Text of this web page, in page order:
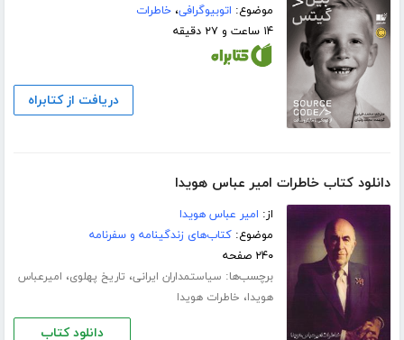
موضوع: اتوبیوگرافی،خاطرات
۱۴ ساعت و ۲۷ دقیقه
دریافت از کتابراه
دانلود کتاب خاطرات امیر عباس هویدا
از: امیر عباس هویدا
موضوع:کتاب‌های زندگینامه و سفرنامه
۲۴۰ صفحه
برچسب‌ها: سیاستمداران ایرانی، تاریخ پهلوی، امیرعباس
هویدا، خاطرات هویدا
دانلود کتاب